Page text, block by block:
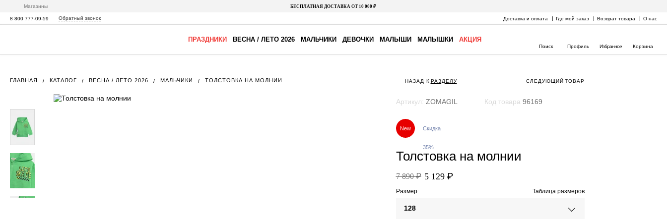
Магазины БЕСПЛАТНАЯ ДОСТАВКА ОТ 10 000 ₽
8 800 777-09-59 Обратный звонок Доставка и оплата Где мой заказ Возврат товара О нас
ПРАЗДНИКИ ВЕСНА / ЛЕТО 2026 МАЛЬЧИКИ ДЕВОЧКИ МАЛЫШИ МАЛЫШКИ АКЦИЯ
Поиск Профиль Избранное Корзина
ГЛАВНАЯ КАТАЛОГ ВЕСНА / ЛЕТО 2026 МАЛЬЧИКИ ТОЛСТОВКА НА МОЛНИИ НАЗАД К РАЗДЕЛУ СЛЕДУЮЩИЙ ТОВАР
Артикул: ZOMAGIL Код товара 96169
New Скидка
35%
Толстовка на молнии
7 890 ₽ 5 129 ₽
Размер: Таблица размеров
128